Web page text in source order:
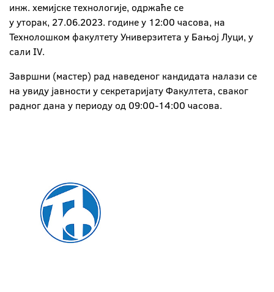
инж. хемијске технологије, одржаће се
у уторак, 27.06.2023. године у 12:00 часова, на
Технолошком факултету Универзитета у Бањој Луци, у
сали IV.
Завршни (мастер) рад наведеног кандидата налази се
на увиду јавности у секретаријату Факултета, сваког
радног дана у периоду од 09:00-14:00 часова.